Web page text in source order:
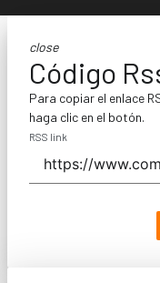
close
Código
Para copiar el enlace
haga clic en el botón.
RSS link